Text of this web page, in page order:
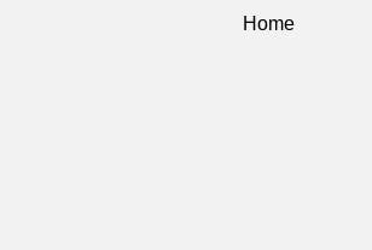
Home